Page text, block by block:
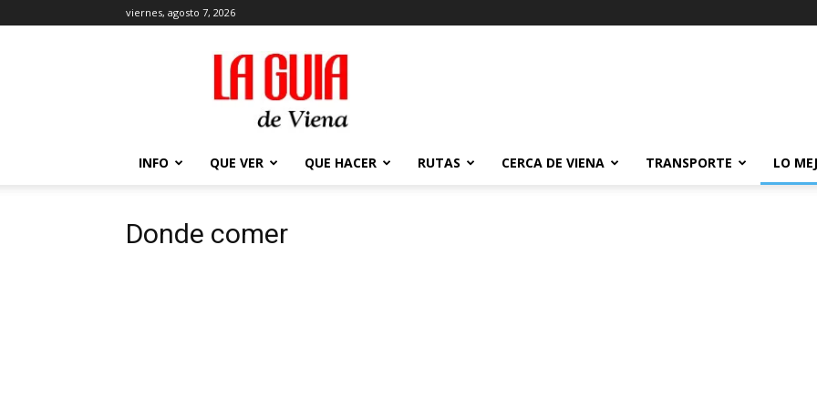
viernes, agosto 7, 2026
La
Guía
de
Viena
2026
INFO QUE VER QUE HACER RUTAS CERCA DE VIENA TRANSPORTE LO
Donde comer